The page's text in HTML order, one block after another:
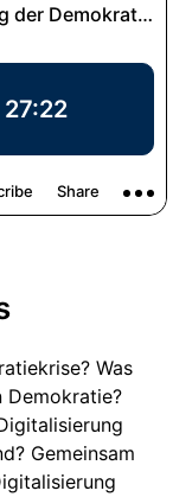
Was
Demokratie?
Gemeinsam